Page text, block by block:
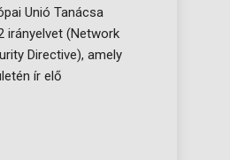
Unió Tanácsa
irányelvet (Network
Directive), amely
ír elő